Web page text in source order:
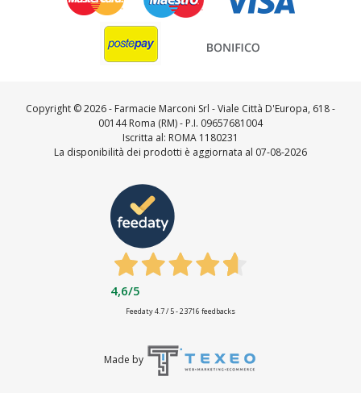
Copyright ©2026 - Farmacie Marconi Srl - Viale Città D'Europa, 618 -
00144 Roma (RM) - P.I. 09657681004
Iscritta al: ROMA 1180231
La disponibilità dei prodotti è aggiornata al 07-08-2026
4,6/5
Feedaty4.7/ 5-23716 feedbacks
Made by